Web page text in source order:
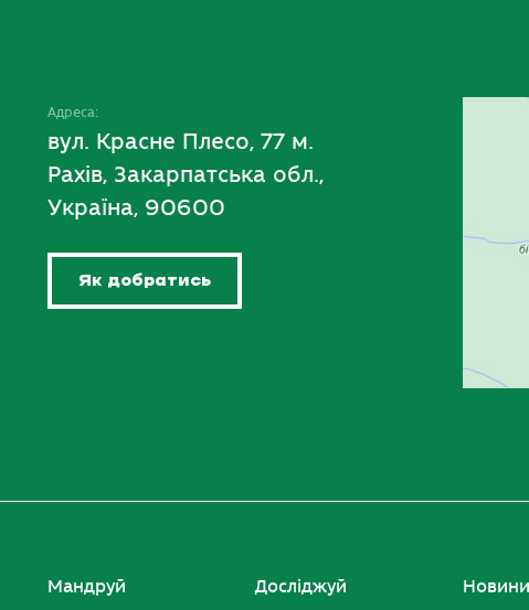
Адреса:
вул. Красне Плесо, 77 м.
Рахів, Закарпатська обл.,
Україна, 90600
Як добратись
Мандруй Досліджуй Новини